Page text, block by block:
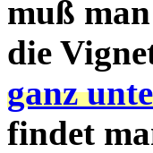
muß
die
ganz
findet